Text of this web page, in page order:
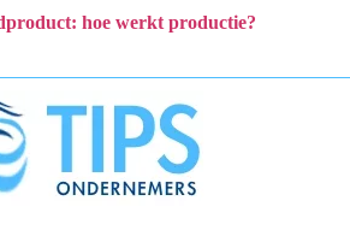
hoe werkt productie?